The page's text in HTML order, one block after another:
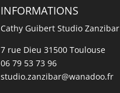
INFORMATIONS
Cathy Guibert Studio Zanzibar
7 rue Dieu 31500 Toulouse
06 79 53 73 96
studio.zanzibar@wanadoo.fr